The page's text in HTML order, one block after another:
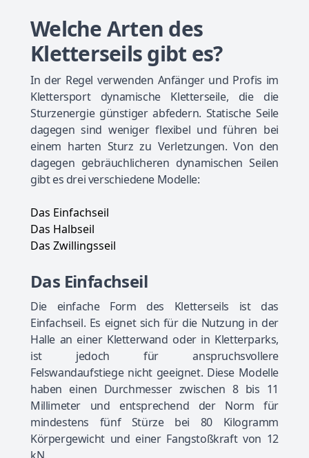
Welche Arten des
Kletterseils gibt es?
In der Regel verwenden Anfänger und Profis im
Klettersport dynamische Kletterseile, die die
Sturzenergie günstiger abfedern. Statische Seile
dagegen sind weniger flexibel und führen bei
einem harten Sturz zu Verletzungen. Von den
dagegen gebräuchlicheren dynamischen Seilen
gibt es drei verschiedene Modelle:
Das Einfachseil
Das Halbseil
Das Zwillingsseil
Das Einfachseil
Die einfache Form des Kletterseils ist das
Einfachseil. Es eignet sich für die Nutzung in der
Halle an einer Kletterwand oder in Kletterparks,
ist jedoch für anspruchsvollere
Felswandaufstiege nicht geeignet. Diese Modelle
haben einen Durchmesser zwischen 8 bis 11
Millimeter und entsprechend der Norm für
mindestens fünf Stürze bei 80 Kilogramm
Körpergewicht und einer Fangstoßkraft von 12